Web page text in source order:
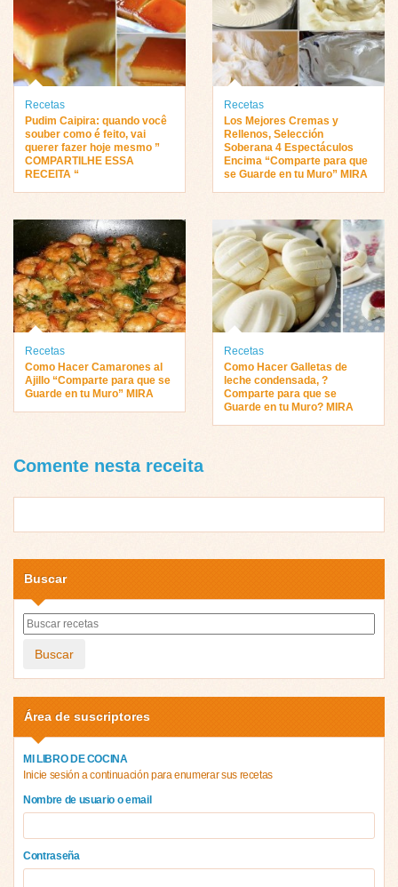
Recetas
Pudim Caipira: quando você
souber como é feito, vai
querer fazer hoje mesmo ”
COMPARTILHE ESSA
RECEITA “
Recetas
Los Mejores Cremas y
Rellenos, Selección
Soberana 4 Espectáculos
Encima “Comparte para que
se Guarde en tu Muro” MIRA
Recetas
Como Hacer Camarones al
Ajillo “Comparte para que se
Guarde en tu Muro” MIRA
Recetas
Como Hacer Galletas de
leche condensada, ?
Comparte para que se
Guarde en tu Muro? MIRA
Comente nesta receita
Buscar
Buscar
Área de suscriptores
MI LIBRO DE COCINA
Inicie sesión a continuación para enumerar sus recetas
Nombre de usuario o email
Contraseña